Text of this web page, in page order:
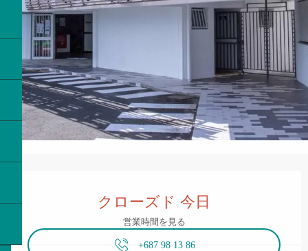
クローズド 今日
営業時間を見る
+687 98 13 86